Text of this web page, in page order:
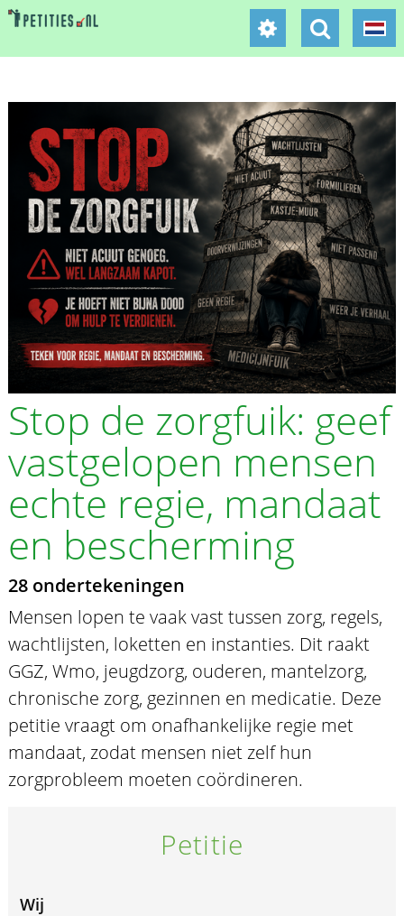
Stop de zorgfuik: geef
vastgelopen mensen
echte regie, mandaat
en bescherming
28 ondertekeningen
Mensen lopen te vaak vast tussen zorg, regels,
wachtlijsten, loketten en instanties. Dit raakt
GGZ, Wmo, jeugdzorg, ouderen, mantelzorg,
chronische zorg, gezinnen en medicatie. Deze
petitie vraagt om onafhankelijke regie met
mandaat, zodat mensen niet zelf hun
zorgprobleem moeten coördineren.
Petitie
Wij